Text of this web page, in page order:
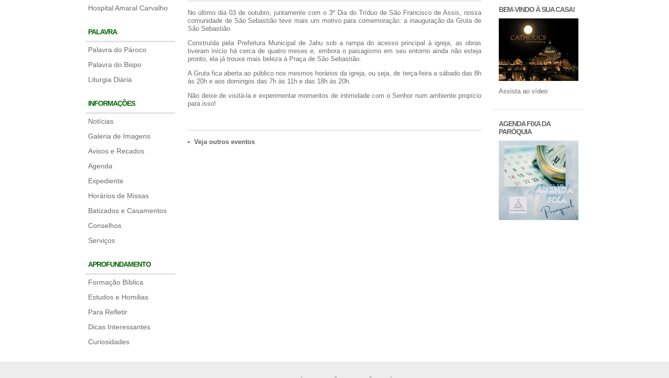
Hospital Amaral Carvalho
PALAVRA
Palavra do Pároco
Palavra do Bispo
Liturgia Diária
INFORMAÇÕES
Notícias
Galeria de Imagens
Avisos e Recados
Agenda
Expediente
Horários de Missas
Batizados e Casamentos
Conselhos
Serviços
APROFUNDAMENTO
Formação Bíblica
Estudos e Homilias
Para Refletir
Dicas Interessantes
Curiosidades
No último dia 03 de outubro, juntamente com o 3º Dia do Tríduo de São Francisco de Assis, nossa
comunidade de São Sebastião teve mais um motivo para comemoração: a inauguração da Gruta de
São Sebastião.
Construída pela Prefeitura Municipal de Jahu sob a rampa do acesso principal à igreja, as obras
tiveram início há cerca de quatro meses e, embora o paisagismo em seu entorno ainda não esteja
pronto, ela já trouxe mais beleza à Praça de São Sebastião.
A Gruta fica aberta ao público nos mesmos horários da igreja, ou seja, de terça-feira a sábado das 8h
às 20h e aos domingos das 7h às 11h e das 18h às 20h.
Não deixe de visitá-la e experimentar momentos de intimidade com o Senhor num ambiente propício
para isso!
• Veja outros eventos
BEM-VINDO À SUA CASA!
Assista ao vídeo
AGENDA FIXA DA
PARÓQUIA